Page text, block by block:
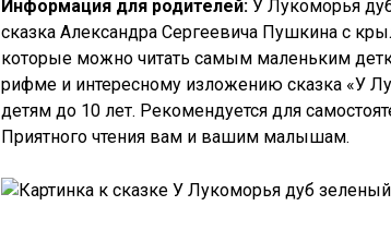
Информация для родителей: У Лукоморья
сказка Александра Сергеевича Пушкина с
которые можно читать самым маленьким
рифме и интересному изложению сказка «У
детям до 10 лет. Рекомендуется для
Приятного чтения вам и вашим малышам.